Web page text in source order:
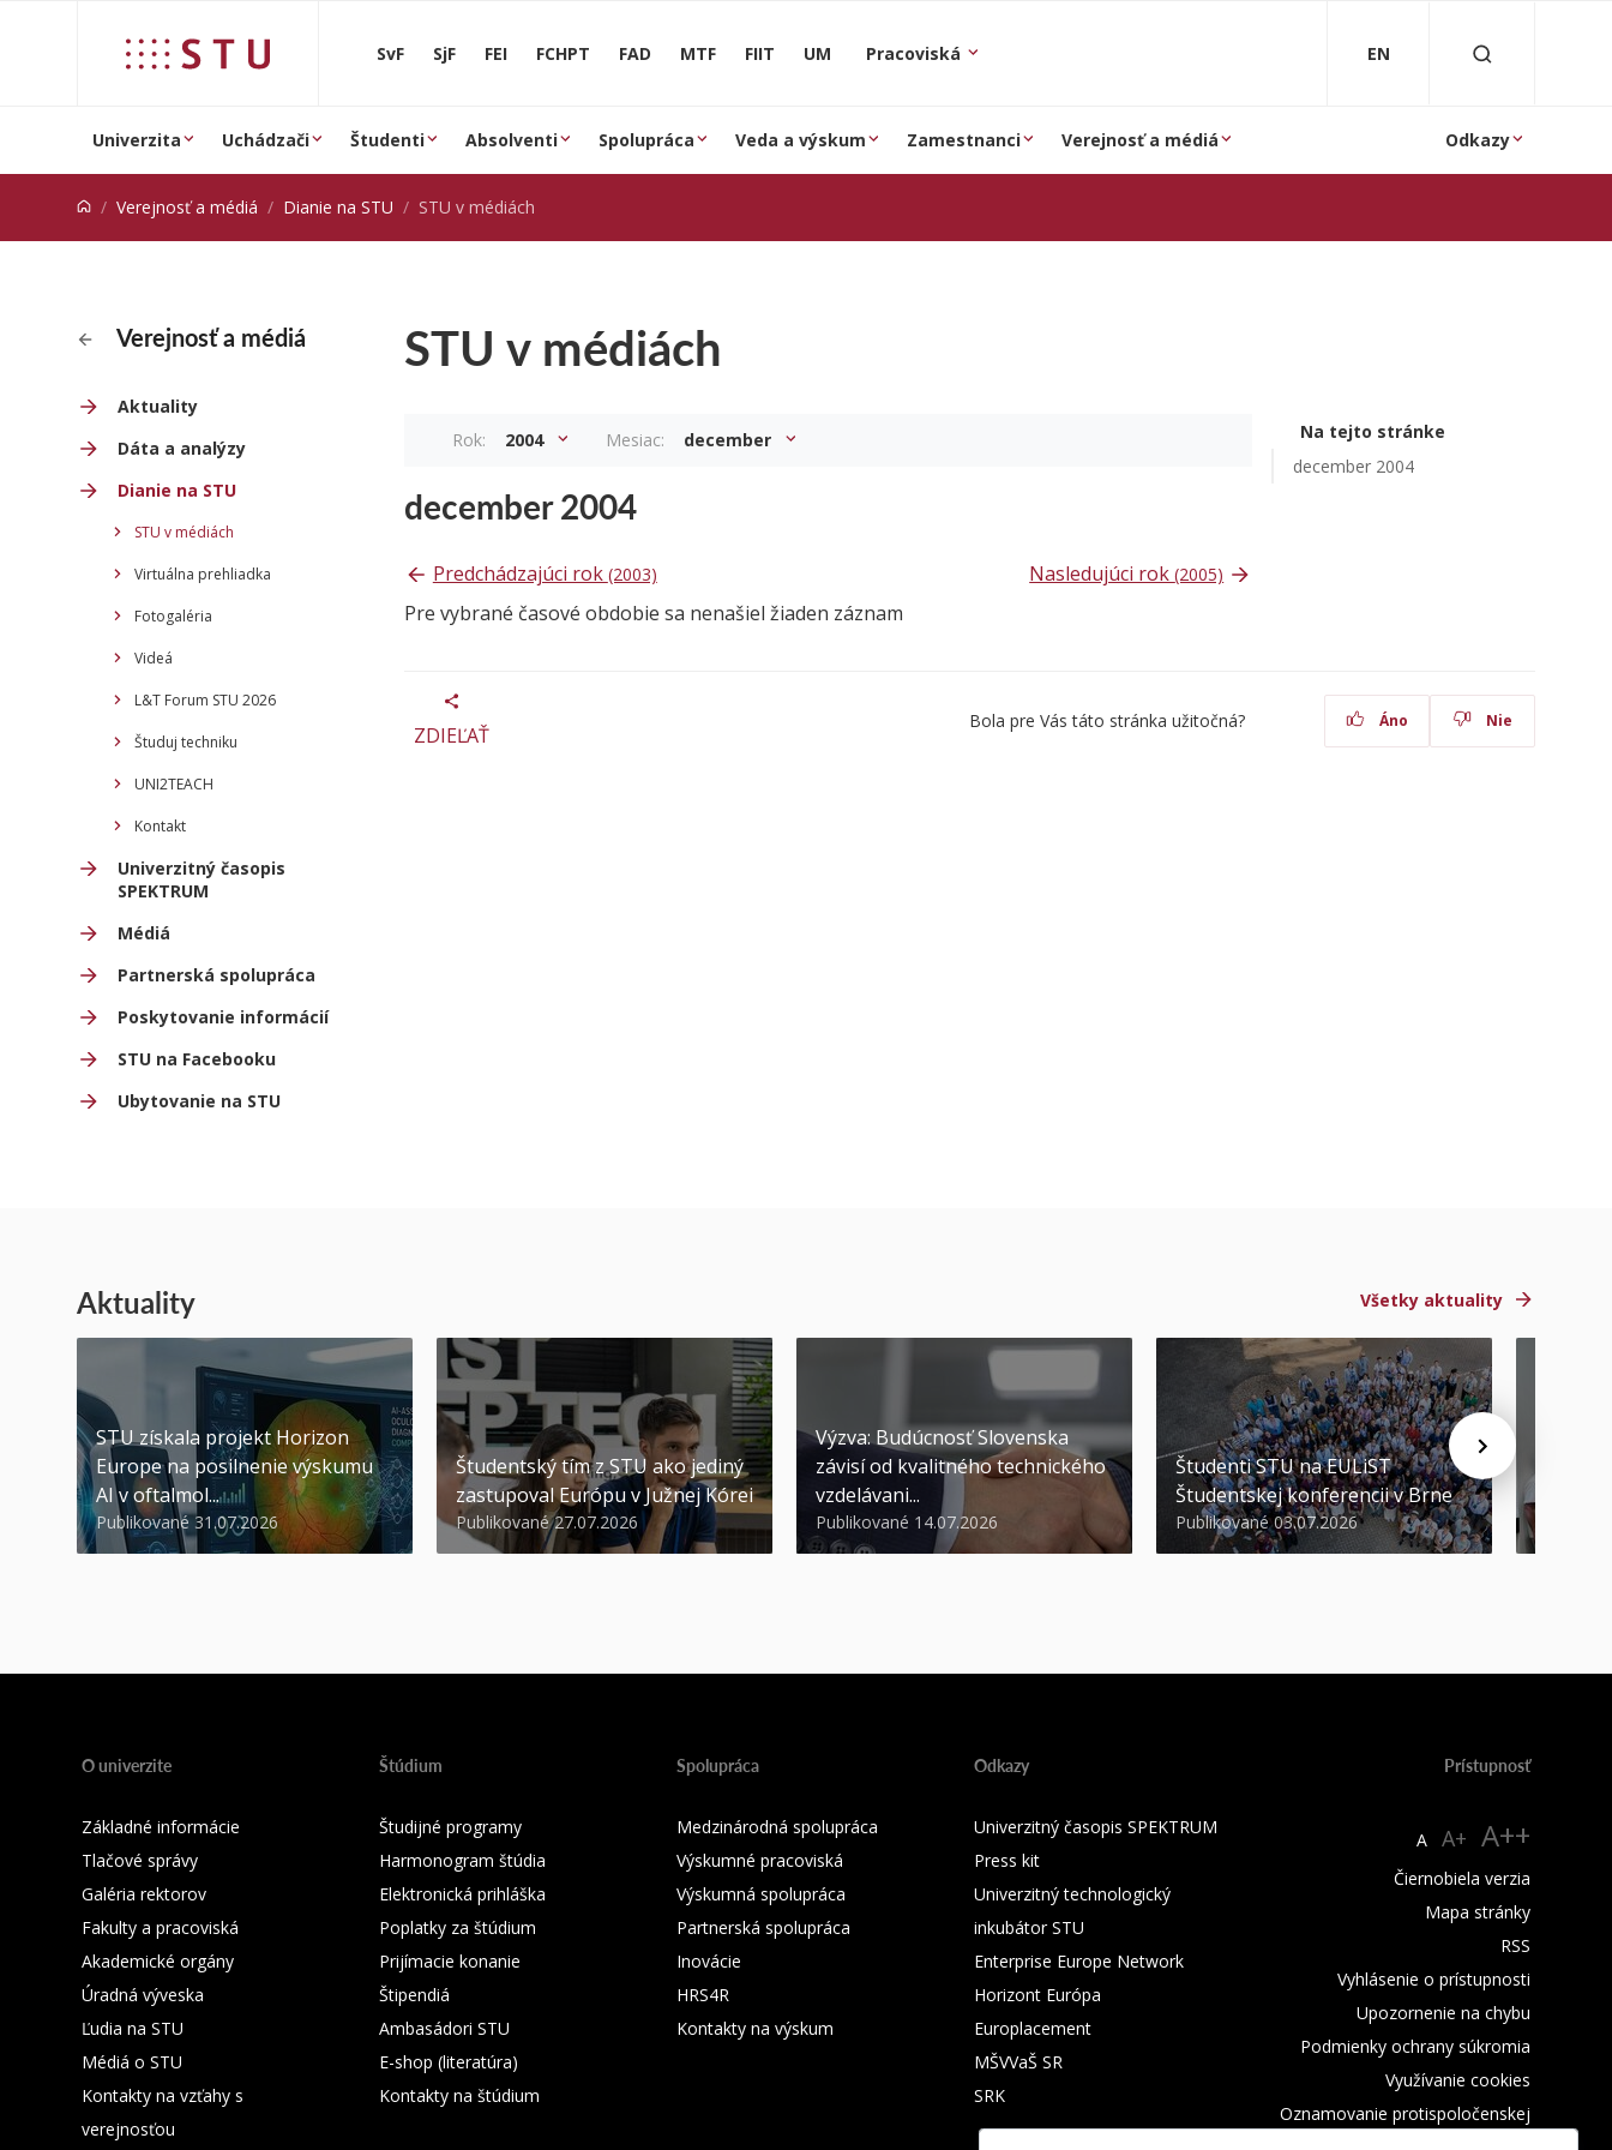
SvF SjF FEI FCHPT FAD MTF FIIT UM Pracoviská EN
Univerzita Uchádzači Študenti Absolventi Spolupráca Veda a výskum Zamestnanci Verejnosť a médiá Odkazy
Verejnosť a médiá Dianie na STU STU v médiách
Verejnosť a médiá
Aktuality
Dáta a analýzy
Dianie na STU
STU v médiách
Virtuálna prehliadka
Fotogaléria
Videá
L&T Forum STU 2026
Študuj techniku
UNI2TEACH
Kontakt
Univerzitný časopis
SPEKTRUM
Médiá
Partnerská spolupráca
Poskytovanie informácií
STU na Facebooku
Ubytovanie na STU
STU v médiách
Na tejto stránke
december 2004
Rok: 2004 Mesiac: december
december 2004
Predchádzajúci rok (2003) Nasledujúci rok(2005)
Pre vybrané časové obdobie sa nenašiel žiaden záznam
ZDIEĽAŤ
Bola pre Vás táto stránka užitočná? Áno Nie
Aktuality Všetky aktuality
STU získala projekt Horizon
Europe na posilnenie výskumu
AI v oftalmol...
Publikované 31.07.2026
Študentský tím z STU ako jediný
zastupoval Európu v Južnej Kórei
Publikované 27.07.2026
Výzva: Budúcnosť Slovenska
závisí od kvalitného technického
vzdelávani...
Publikované 14.07.2026
Študenti STU na EULiST
Študentskej konferencii v Brne
Publikované 03.07.2026
O univerzite
Základné informácie
Tlačové správy
Galéria rektorov
Fakulty a pracoviská
Akademické orgány
Úradná výveska
Ľudia na STU
Médiá o STU
Kontakty na vzťahy s
verejnosťou
Štúdium
Študijné programy
Harmonogram štúdia
Elektronická prihláška
Poplatky za štúdium
Prijímacie konanie
Štipendiá
Ambasádori STU
E-shop (literatúra)
Kontakty na štúdium
Spolupráca
Medzinárodná spolupráca
Výskumné pracoviská
Výskumná spolupráca
Partnerská spolupráca
Inovácie
HRS4R
Kontakty na výskum
Odkazy
Univerzitný časopis SPEKTRUM
Press kit
Univerzitný technologický
inkubátor STU
Enterprise Europe Network
Horizont Európa
Europlacement
MŠVVaŠ SR
SRK
Prístupnosť
A A+ A++
Čiernobiela verzia
Mapa stránky
RSS
Vyhlásenie o prístupnosti
Upozornenie na chybu
Podmienky ochrany súkromia
Využívanie cookies
Oznamovanie protispoločenskej